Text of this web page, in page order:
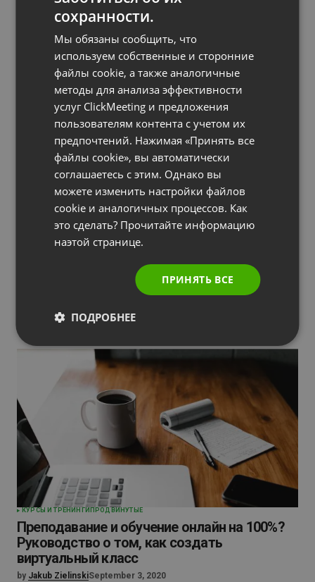
НАЧАЛО РАБОТЫ
Как провести вебинар? Полное руководство
по организации вебинаров
КУРСЫ И ТРЕНИНГИ ПРОДВИНУТЫЕ
Преподавание и обучение онлайн на 100%?
Руководство о том, как создать
виртуальный класс
by Jakub ZielinskiSeptember 3, 2020
RUSSIAN
PORTUGUESE
ITALIAN
сохранности.
Мы обязаны сообщить, что
используем собственные и сторонние
файлы cookie, а также аналогичные
методы для анализа эффективности
услуг ClickMeeting и предложения
пользователям контента с учетом их
предпочтений. Нажимая «Принять все
файлы cookie», вы автоматически
соглашаетесь с этим. Однако вы
можете изменить настройки файлов
cookie и аналогичных процессов. Как
это сделать? Прочитайте информацию
наэтой странице.
ПРИНЯТЬ ВСЕ
ПОДРОБНЕЕ